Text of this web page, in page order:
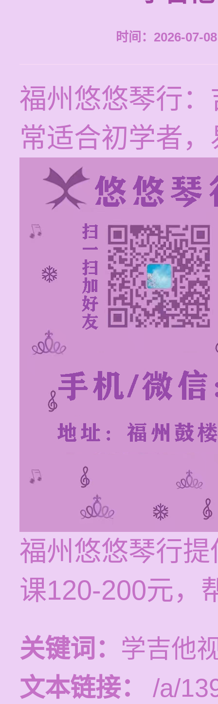
时间：2026-07-
福州悠悠琴行
常适合初学者
福州悠悠琴行
课120-200元，
关键词： 学吉他
文本链接：
/a/